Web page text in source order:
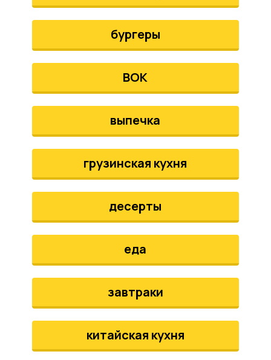
бургеры
ВОК
выпечка
грузинская кухня
десерты
еда
завтраки
китайская кухня